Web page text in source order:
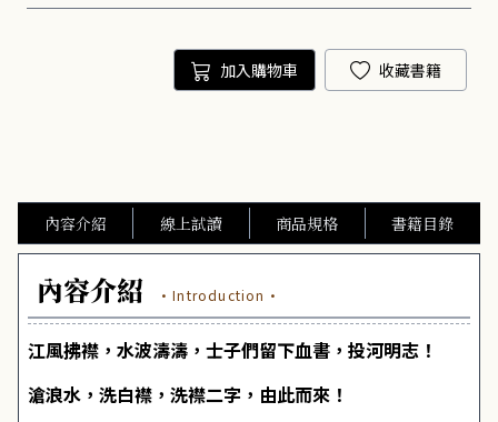
加入購物車 收藏書籍
內容介紹 線上試讀 商品規格 書籍目錄
內容介紹 ·Introduction·
江風拂襟，水波濤濤，士子們留下血書，投河明志！
滄浪水，洗白襟，洗襟二字，由此而來！